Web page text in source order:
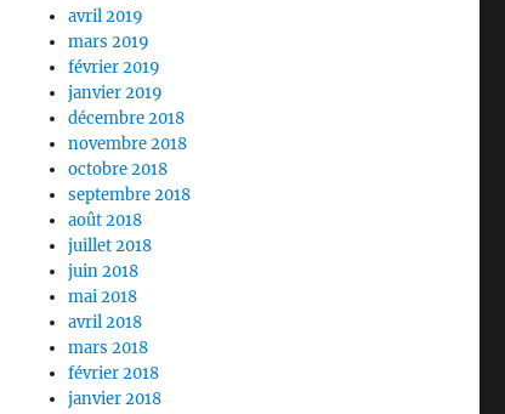
avril 2019
mars 2019
février 2019
janvier 2019
décembre 2018
novembre 2018
octobre 2018
septembre 2018
août 2018
juillet 2018
juin 2018
mai 2018
avril 2018
mars 2018
février 2018
janvier 2018